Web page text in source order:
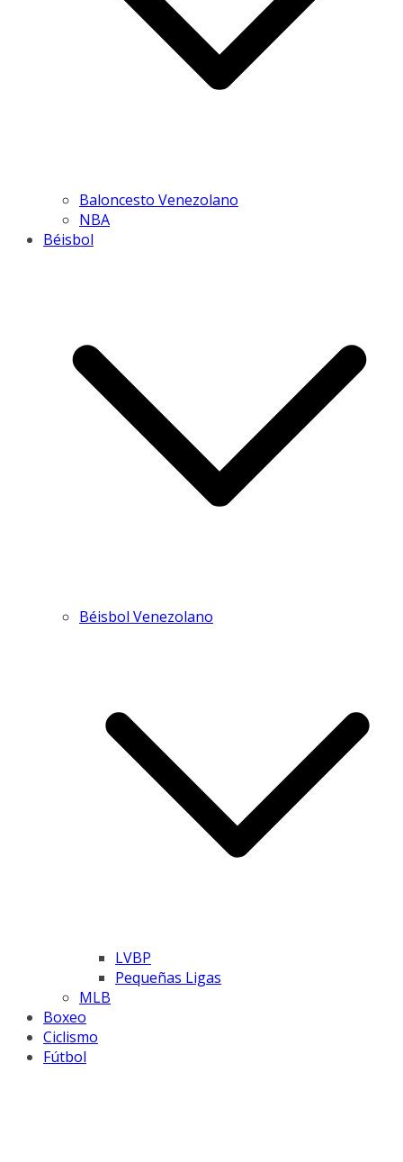
Baloncesto Venezolano
NBA
Béisbol
Béisbol Venezolano
LVBP
Pequeñas Ligas
MLB
Boxeo
Ciclismo
Fútbol